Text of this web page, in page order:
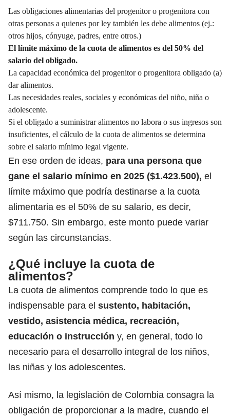
Las obligaciones alimentarias del progenitor o progenitora con
otras personas a quienes por ley también les debe alimentos (ej.:
otros hijos, cónyuge, padres, entre otros.)
El límite máximo de la cuota de alimentos es del 50% del
salario del obligado.
La capacidad económica del progenitor o progenitora obligado (a)
dar alimentos.
Las necesidades reales, sociales y económicas del niño, niña o
adolescente.
Si el obligado a suministrar alimentos no labora o sus ingresos son
insuficientes, el cálculo de la cuota de alimentos se determina
sobre el salario mínimo legal vigente.
En ese orden de ideas, para una persona que
gane el salario mínimo en 2025 ($1.423.500), el
límite máximo que podría destinarse a la cuota
alimentaria es el 50% de su salario, es decir,
$711.750. Sin embargo, este monto puede variar
según las circunstancias.
¿Qué incluye la cuota de
alimentos?
La cuota de alimentos comprende todo lo que es
indispensable para el sustento, habitación,
vestido, asistencia médica, recreación,
educación o instrucción y, en general, todo lo
necesario para el desarrollo integral de los niños,
las niñas y los adolescentes.
Así mismo, la legislación de Colombia consagra la
obligación de proporcionar a la madre, cuando el